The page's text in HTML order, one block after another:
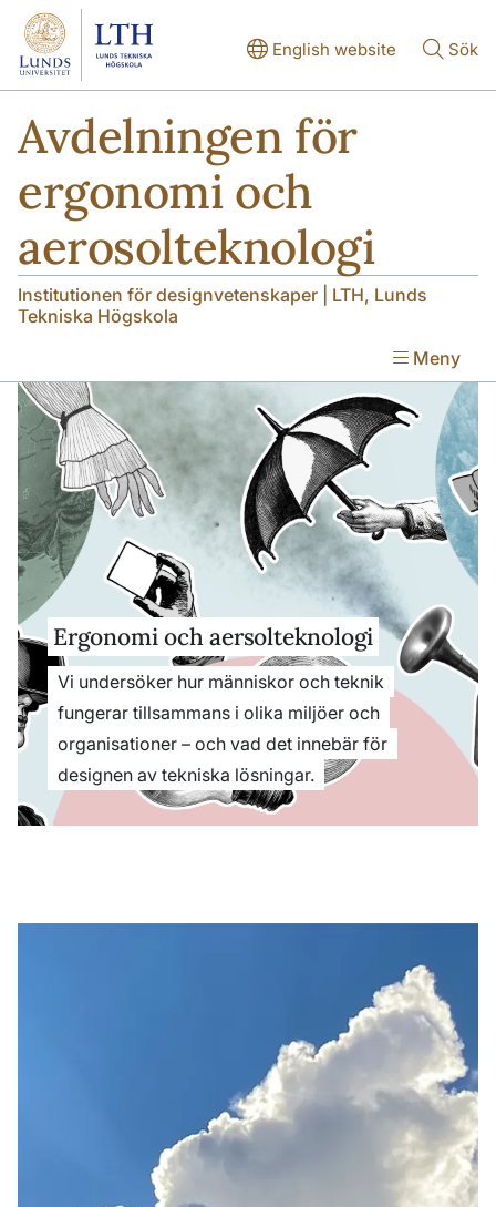
Hoppa till huvudinnehåll
Hoppa till huvudinnehåll
English website Sök
Avdelningen för
ergonomi och
aerosolteknologi
Institutionen för designvetenskaper | LTH, Lunds
Tekniska Högskola
Meny
Ergonomi och aersolteknologi
Vi undersöker hur människor och teknik
fungerar tillsammans i olika miljöer och
organisationer – och vad det innebär för
designen av tekniska lösningar.